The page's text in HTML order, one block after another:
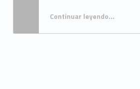
Continuar leyendo…